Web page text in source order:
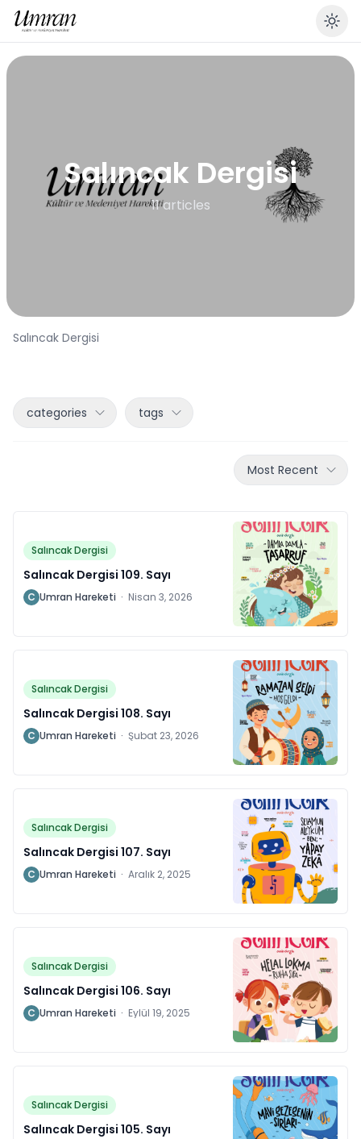
Salıncak Dergisi
11 articles
Salıncak Dergisi
categories tags
Most Recent
Salıncak Dergisi
Salıncak Dergisi 109. Sayı
C Umran Hareketi · Nisan 3, 2026
Salıncak Dergisi
Salıncak Dergisi 108. Sayı
C Umran Hareketi · Şubat 23, 2026
Salıncak Dergisi
Salıncak Dergisi 107. Sayı
C Umran Hareketi · Aralık 2, 2025
Salıncak Dergisi
Salıncak Dergisi 106. Sayı
C Umran Hareketi · Eylül 19, 2025
Salıncak Dergisi
Salıncak Dergisi 105. Sayı